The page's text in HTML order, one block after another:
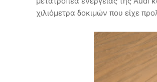
χιλιόμετρα δοκιμών που είχε